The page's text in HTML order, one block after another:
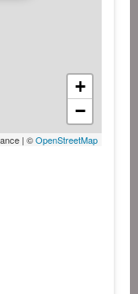
+
−
| ©OpenStreetMap